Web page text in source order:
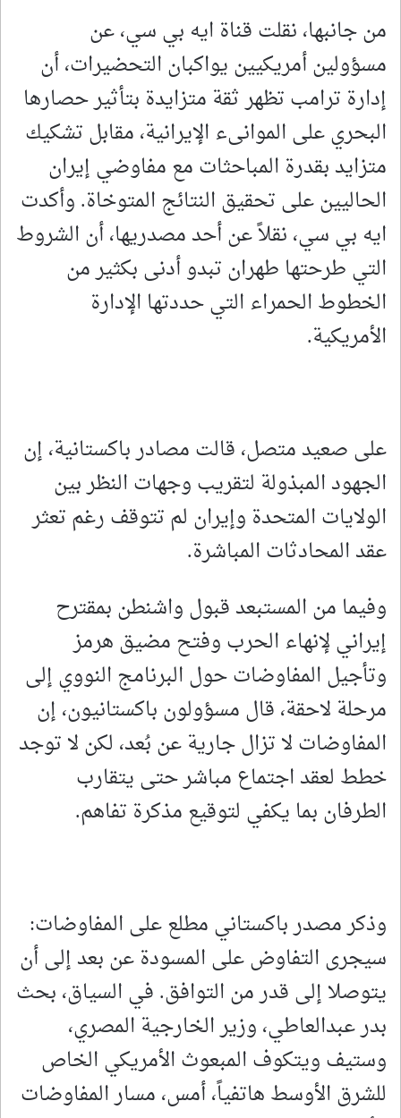
من جانبها، نقلت قناة ايه بي سي، عن
مسؤولين أمريكيين يواكبان التحضيرات، أن
إدارة ترامب تظهر ثقة متزايدة بتأثير حصارها
البحري على الموانىء الإيرانية، مقابل تشكيك
متزايد بقدرة المباحثات مع مفاوضي إيران
الحاليين على تحقيق النتائج المتوخاة. وأكدت
ايه بي سي، نقلاً عن أحد مصدريها، أن الشروط
التي طرحتها طهران تبدو أدنى بكثير من
الخطوط الحمراء التي حددتها الإدارة
الأمريكية.
على صعيد متصل، قالت مصادر باكستانية، إن
الجهود المبذولة لتقريب وجهات النظر بين
الولايات المتحدة ‌وإيران لم تتوقف رغم تعثر
عقد ​المحادثات المباشرة.
وفيما من المستبعد قبول واشنطن بمقترح
إيراني لإنهاء الحرب وفتح مضيق هرمز
وتأجيل المفاوضات حول البرنامج النووي إلى
مرحلة لاحقة، قال مسؤولون باكستانيون، إن
المفاوضات لا ​تزال جارية عن بُعد، لكن لا توجد
خطط ‌لعقد اجتماع مباشر حتى يتقارب
الطرفان بما يكفي لتوقيع مذكرة تفاهم.
وذكر ​مصدر باكستاني مطلع على المفاوضات:
سيجرى التفاوض على المسودة عن بعد إلى أن
⁠يتوصلا إلى قدر من التوافق. في السياق، بحث
بدر عبدالعاطي، وزير الخارجية المصري،
وستيف ويتكوف المبعوث الأمريكي الخاص
للشرق الأوسط هاتفياً، أمس، مسار المفاوضات